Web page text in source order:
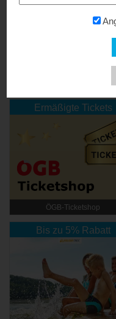
Ermäßigte Tickets
ÖGB-Ticketshop
Bis zu 5% Rabatt